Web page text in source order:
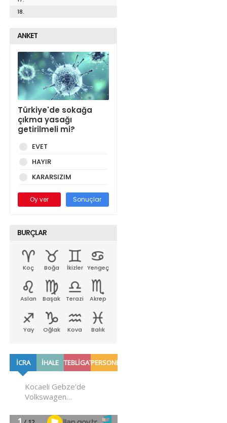
18.
ANKET
Türkiye'de sokağa
çıkma yasağı
getirilmeli mi?
EVET
HAYIR
KARARSIZIM
Oy ver Sonuçlar
BURÇLAR
Koç Boğa İkizler Yengeç
Aslan Başak Terazi Akrep
Yay Oğlak Kova Balık